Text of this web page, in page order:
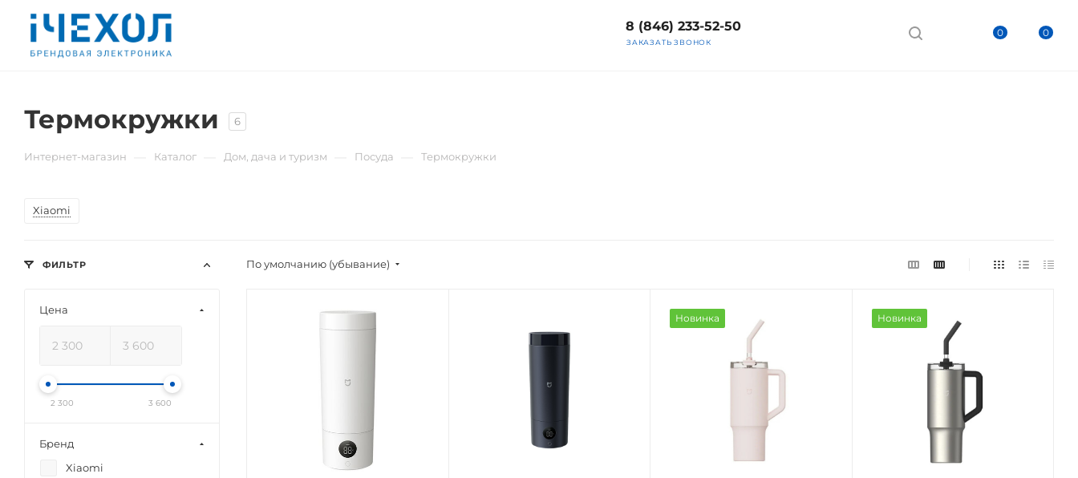
0 0
8 (846) 233-52-50
ЗАКАЗАТЬ ЗВОНОК
Термокружки 6
Интернет-магазин Каталог Дом, дача и туризм Посуда Термокружки
Xiaomi
По умолчанию (убывание)
Новинка Новинка
ФИЛЬТР
Цена
2 300 3 600
Бренд
Xiaomi